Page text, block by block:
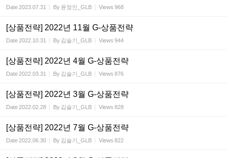
Date2023.07.31 By 윤정인_GLB Views 968
[상품전략] 2022년 11월 G-상품전략
Date2022.10.31 By 김슬기_GLB Views 944
[상품전략] 2022년 4월 G-상품전략
Date2022.03.31 By 김슬기_GLB Views 876
[상품전략] 2022년 3월 G-상품전략
Date2022.02.28 By 김슬기_GLB Views 828
[상품전략] 2022년 7월 G-상품전략
Date2022.06.30 By 김슬기_GLB Views 822